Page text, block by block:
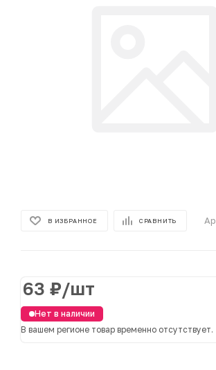
В ИЗБРАННОЕ СРАВНИТЬ
63 ₽/шт
Нет в наличии
В вашем регионе товар временно отсутствует.